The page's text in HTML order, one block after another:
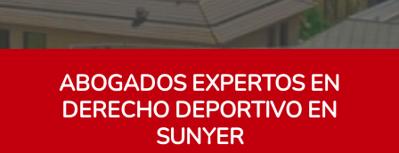
ABOGADOS EXPERTOS EN
DERECHO DEPORTIVO EN
SUNYER